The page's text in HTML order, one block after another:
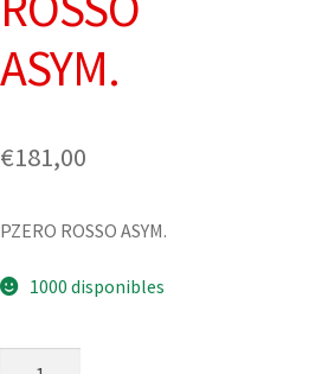
ASYM.
€181,00
PZERO ROSSO ASYM.
1000 disponibles